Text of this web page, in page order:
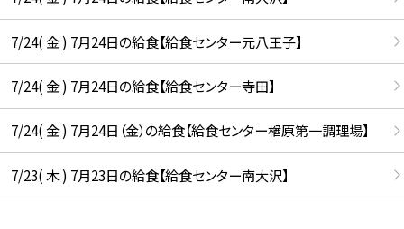
7/24( 金 ) 7月24日の給食【給食センター元八王子】
7/24( 金 ) 7月24日の給食【給食センター寺田】
7/24( 金 ) 7月24日（金）の給食【給食センター楢原第一調理場】
7/23( 木 ) 7月23日の給食【給食センター南大沢】